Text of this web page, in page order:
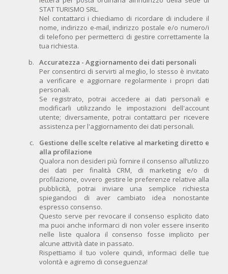
STAT TURISMO SRL.
Nel contattarci i chiediamo di ricordare di includere il
nome, indirizzo e-mail, indirizzo postale e/o numero/i
di telefono per permetterci di gestire correttamente la
tua richiesta.
Accuratezza - Aggiornamento dei dati personali
Per consentirci di servirti al meglio, lo stesso è invitato
a verificare e aggiornare regolarmente i propri dati
personali.
Se registrato, potrai accedere ai dati personali e
modificarli utilizzando le impostazioni dell'account
utente; diversamente, potrai contattarci per ricevere
assistenza per l'aggiornamento dei dati personali.
Gestione delle scelte relative al marketing diretto e
alla profilazione
Qualora non desideri più fornire il consenso all’utilizzo
dei dati per finalità CRM, di marketing e/o di
profilazione, ovvero gestire le preferenze relative alla
pubblicità, potrai inviare una semplice richiesta
spiegandoci di aver cambiato idea nonostante
espresso consenso.
Questo serve per revocare il consenso esplicito dato
ma puoi anche informarci di non voler essere inserito
nelle liste qualora il consenso fosse implicito per
alcune attività date in passato.
Rispettiamo il tuo volere quindi, informaci delle tue
volontà e agiremo di conseguenza!